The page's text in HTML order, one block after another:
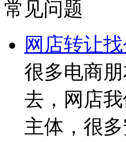
常见问题
网店转让
很多电商
去，网店
主体，很